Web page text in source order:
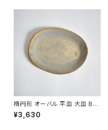
楕円形 オーバル 平皿 大皿 BS
P089
¥3,630